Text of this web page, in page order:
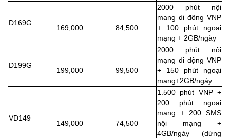
D169G
169,000 84,500
2000 phút nội
mạng di động VNP
+ 100 phút ngoại
mạng + 2GB/ngày
D199G
199,000 99,500
2000 phút nội
mạng di động VNP
+ 150 phút ngoại
mạng+2GB/ngày
VD149
149,000 74,500
1.500 phút VNP +
200 phút ngoại
mạng + 200 SMS
nội mạng +
4GB/ngày (dừng